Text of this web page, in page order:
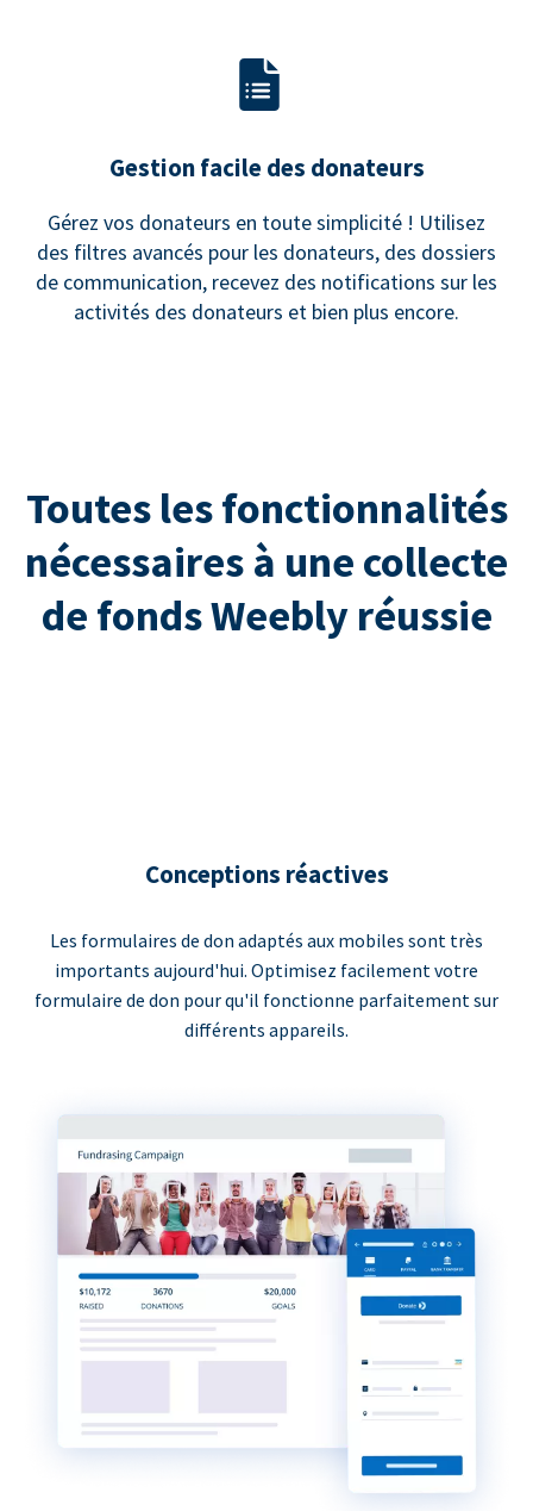
Gestion facile des donateurs
Gérez vos donateurs en toute simplicité ! Utilisez
des filtres avancés pour les donateurs, des dossiers
de communication, recevez des notifications sur les
activités des donateurs et bien plus encore.
Toutes les fonctionnalités
nécessaires à une collecte
de fonds Weebly réussie
Conceptions réactives
Les formulaires de don adaptés aux mobiles sont très
importants aujourd'hui. Optimisez facilement votre
formulaire de don pour qu'il fonctionne parfaitement sur
différents appareils.